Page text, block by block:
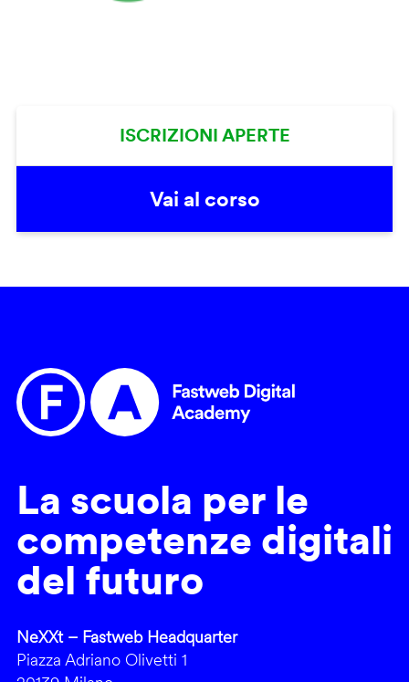
ISCRIZIONI APERTE
Vai al corso
La scuola per le
competenze digitali
del futuro
NeXXt – Fastweb Headquarter
Piazza Adriano Olivetti 1